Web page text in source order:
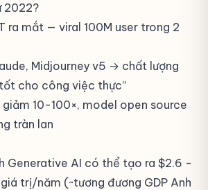
2022?
ra mắt — viral 100M user trong 2
Midjourney v5 → chất lượng
cho công việc thực”
10-100×, model open source
tràn lan
Generative AI có thể tạo ra $2.6 -
trị/năm (~tương đương GDP Anh